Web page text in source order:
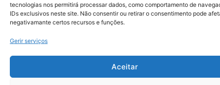
tecnologias nos permitirá processar dados, como comportamento de
IDs exclusivos neste site. Não consentir ou retirar o consentimento pode
negativamante certos recursos e funções.
Gerir serviços
Aceitar